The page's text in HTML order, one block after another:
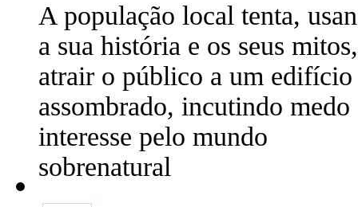
A população local tenta,
a sua história e os seus mitos,
atrair o público a um edifício
assombrado, incutindo medo
interesse pelo mundo
sobrenatural